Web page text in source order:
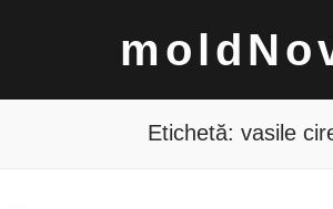
Etichetă: vasile